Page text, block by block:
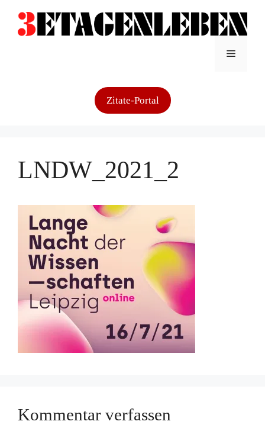
Inhalt
springen
Menü
Zitate-Portal
LNDW_2021_2
Kommentar verfassen